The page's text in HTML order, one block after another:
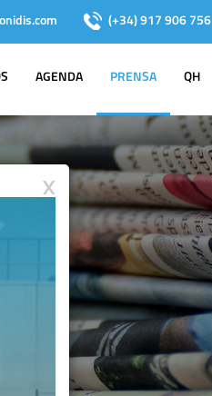
(+34) 917 906 756
AGENDA PRENSA QH
X